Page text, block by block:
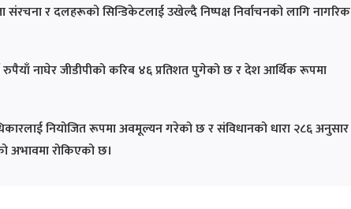
संरचना र दलहरूको सिन्डिकेटलाई उखेल्दै निष्पक्ष निर्वाचनको लागि नागरिक
नाघेर जीडीपीको करिब ४६ प्रतिशत पुगेको छ र देश आर्थिक रूपमा
नियोजित रूपमा अवमूल्यन गरेको छ र संविधानको धारा २८६ अनुसार
अभावमा रोकिएको छ।